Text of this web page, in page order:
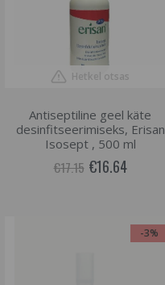
Hetkel otsas
Antiseptiline geel käte
desinfitseerimiseks, Erisan
Isosept , 500 ml
€17.15 €16.64
-3%